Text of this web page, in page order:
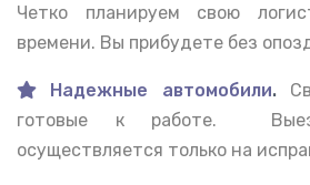
Четко планируем свою
времени. Вы прибудете без
Надежные автомобили.
готовые к работе.
осуществляется только на